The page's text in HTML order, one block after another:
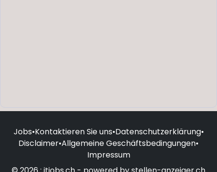
Jobs•Kontaktieren Sie uns•Datenschutzerklärung•
Disclaimer•Allgemeine Geschäftsbedingungen•
Impressum